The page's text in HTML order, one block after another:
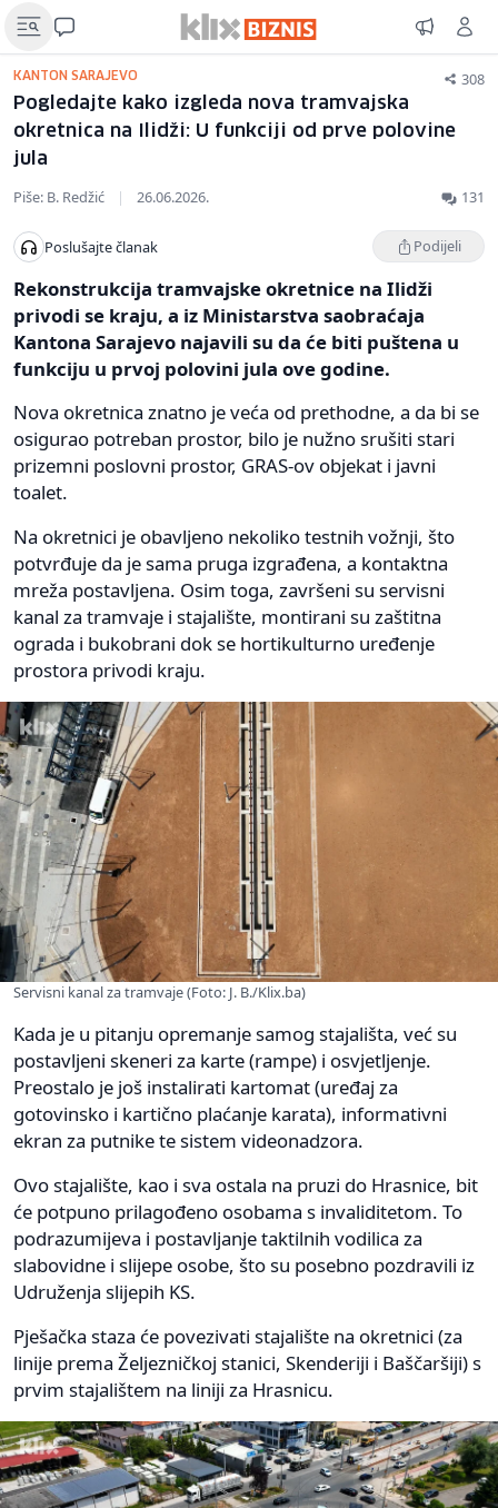
KANTON SARAJEVO 308
Pogledajte kako izgleda nova tramvajska
okretnica na Ilidži: U funkciji od prve polovine
jula
Piše: B. Redžić | 26.06.2026. 131
Poslušajte članak Podijeli
Rekonstrukcija tramvajske okretnice na Ilidži
privodi se kraju, a iz Ministarstva saobraćaja
Kantona Sarajevo najavili su da će biti puštena u
funkciju u prvoj polovini jula ove godine.
Nova okretnica znatno je veća od prethodne, a da bi se
osigurao potreban prostor, bilo je nužno srušiti stari
prizemni poslovni prostor, GRAS-ov objekat i javni
toalet.
Na okretnici je obavljeno nekoliko testnih vožnji, što
potvrđuje da je sama pruga izgrađena, a kontaktna
mreža postavljena. Osim toga, završeni su servisni
kanal za tramvaje i stajalište, montirani su zaštitna
ograda i bukobrani dok se hortikulturno uređenje
prostora privodi kraju.
Servisni kanal za tramvaje (Foto: J. B./Klix.ba)
Kada je u pitanju opremanje samog stajališta, već su
postavljeni skeneri za karte (rampe) i osvjetljenje.
Preostalo je još instalirati kartomat (uređaj za
gotovinsko i kartično plaćanje karata), informativni
ekran za putnike te sistem videonadzora.
Ovo stajalište, kao i sva ostala na pruzi do Hrasnice, bit
će potpuno prilagođeno osobama s invaliditetom. To
podrazumijeva i postavljanje taktilnih vodilica za
slabovidne i slijepe osobe, što su posebno pozdravili iz
Udruženja slijepih KS.
Pješačka staza će povezivati stajalište na okretnici (za
linije prema Željezničkoj stanici, Skenderiji i Baščaršiji) s
prvim stajalištem na liniji za Hrasnicu.